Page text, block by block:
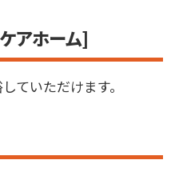
アホーム]
ていただけます。